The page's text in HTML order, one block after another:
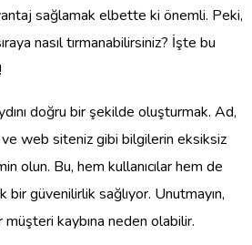
sağlamak elbette ki önemli. Peki,
nasıl tırmanabilirsiniz? İşte bu
doğru bir şekilde oluşturmak. Ad,
web siteniz gibi bilgilerin eksiksiz
olun. Bu, hem kullanıcılar hem de
bir güvenilirlik sağlıyor. Unutmayın,
kaybına neden olabilir.